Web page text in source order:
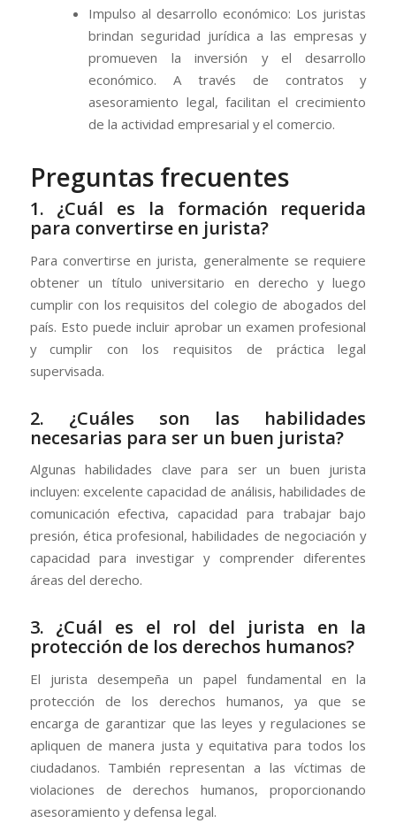
Impulso al desarrollo económico: Los juristas
brindan seguridad jurídica a las empresas y
promueven la inversión y el desarrollo
económico. A través de contratos y
asesoramiento legal, facilitan el crecimiento
de la actividad empresarial y el comercio.
Preguntas frecuentes
1. ¿Cuál es la formación requerida
para convertirse en jurista?
Para convertirse en jurista, generalmente se requiere
obtener un título universitario en derecho y luego
cumplir con los requisitos del colegio de abogados del
país. Esto puede incluir aprobar un examen profesional
y cumplir con los requisitos de práctica legal
supervisada.
2. ¿Cuáles son las habilidades
necesarias para ser un buen jurista?
Algunas habilidades clave para ser un buen jurista
incluyen: excelente capacidad de análisis, habilidades de
comunicación efectiva, capacidad para trabajar bajo
presión, ética profesional, habilidades de negociación y
capacidad para investigar y comprender diferentes
áreas del derecho.
3. ¿Cuál es el rol del jurista en la
protección de los derechos humanos?
El jurista desempeña un papel fundamental en la
protección de los derechos humanos, ya que se
encarga de garantizar que las leyes y regulaciones se
apliquen de manera justa y equitativa para todos los
ciudadanos. También representan a las víctimas de
violaciones de derechos humanos, proporcionando
asesoramiento y defensa legal.